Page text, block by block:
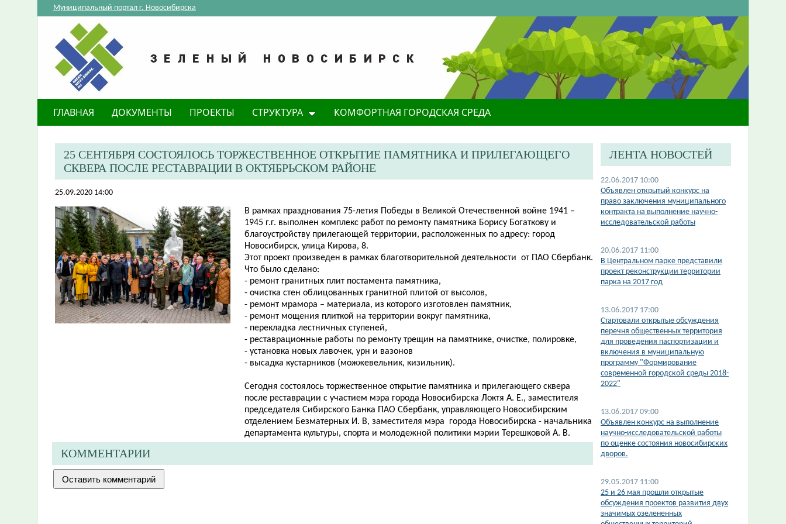
Муниципальный портал г. Новосибирска
ГЛАВНАЯ ДОКУМЕНТЫ ПРОЕКТЫ СТРУКТУРА КОМФОРТНАЯ ГОРОДСКАЯ СРЕДА
25 СЕНТЯБРЯ СОСТОЯЛОСЬ ТОРЖЕСТВЕННОЕ ОТКРЫТИЕ ПАМЯТНИКА И ПРИЛЕГАЮЩЕГО
СКВЕРА ПОСЛЕ РЕСТАВРАЦИИ В ОКТЯБРЬСКОМ РАЙОНЕ
25.09.2020 14:00
В рамках празднования 75-летия Победы в Великой Отечественной войне 1941 –
1945 г.г. выполнен комплекс работ по ремонту памятника Борису Богаткову и
благоустройству прилегающей территории, расположенных по адресу: город
Новосибирск, улица Кирова, 8.
Этот проект произведен в рамках благотворительной деятельности от ПАО Сбербанк.
Что было сделано:
- ремонт гранитных плит постамента памятника,
- очистка стен облицованных гранитной плитой от высолов,
- ремонт мрамора – материала, из которого изготовлен памятник,
- ремонт мощения плиткой на территории вокруг памятника,
- перекладка лестничных ступеней,
- реставрационные работы по ремонту трещин на памятнике, очистке, полировке,
- установка новых лавочек, урн и вазонов
- высадка кустарников (можжевельник, кизильник).
Сегодня состоялось торжественное открытие памятника и прилегающего сквера
после реставрации с участием мэра города Новосибирска Локтя А. Е., заместителя
председателя Сибирского Банка ПАО Сбербанк, управляющего Новосибирским
отделением Безматерных И. В, заместителя мэра города Новосибирска - начальника
департамента культуры, спорта и молодежной политики мэрии Терешковой А. В.
КОММЕНТАРИИ
ЛЕНТА НОВОСТЕЙ
22.06.2017 10:00
Объявлен открытый конкурс на
право заключения муниципального
контракта на выполнение научно-
исследовательской работы
20.06.2017 11:00
В Центральном парке представили
проект реконструкции территории
парка на 2017 год
13.06.2017 17:00
Стартовали открытые обсуждения
перечня общественных территория
для проведения паспортизации и
включения в муниципальную
программу "Формирование
современной городской среды 2018-
2022"
13.06.2017 09:00
Объявлен конкурс на выполнение
научно-исследовательской работы
по оценке состояния новосибирских
дворов.
29.05.2017 11:00
25 и 26 мая прошли открытые
обсуждения проектов развития двух
значимых озелененных